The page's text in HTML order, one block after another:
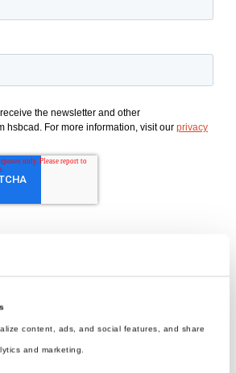
content, ads, and social features, and share
and marketing.